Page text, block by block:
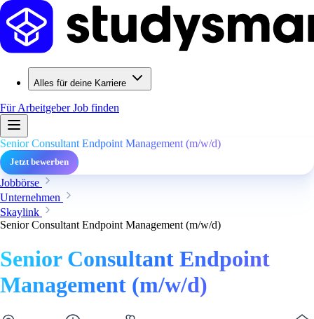
Alles für deine Karriere
Für ArbeitgeberJob finden
Senior Consultant Endpoint Management (m/w/d)
Jetzt bewerben
Jobbörse
Unternehmen
Skaylink
Senior Consultant Endpoint Management (m/w/d)
Senior Consultant Endpoint
Management (m/w/d)